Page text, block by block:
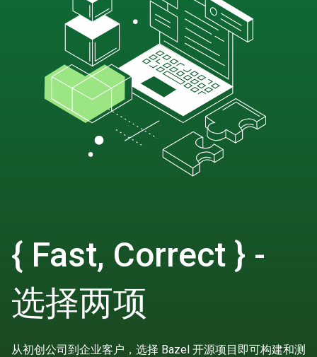
{ Fast, Correct } -
选择两项
从初创公司到企业客户，选择 Bazel 开源项目即可构建和测